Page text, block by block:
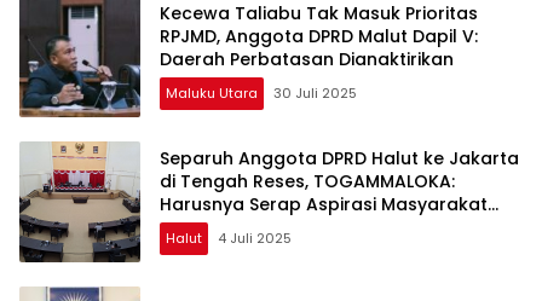
Kecewa Taliabu Tak Masuk Prioritas
RPJMD, Anggota DPRD Malut Dapil V:
Daerah Perbatasan Dianaktirikan
Maluku Utara 30 Juli 2025
Separuh Anggota DPRD Halut ke Jakarta
di Tengah Reses, TOGAMMALOKA:
Harusnya Serap Aspirasi Masyarakat
Dulu
Halut 4 Juli 2025